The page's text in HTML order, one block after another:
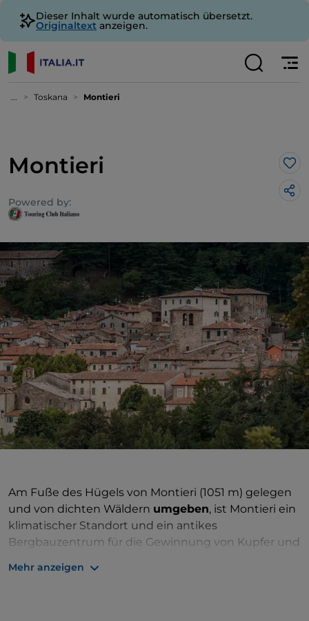
Dieser Inhalt wurde automatisch übersetzt.
Originaltext anzeigen.
... Toskana Montieri
Montieri
Powered by:
Am Fuße des Hügels von Montieri (1051 m) gelegen
und von dichten Wäldern umgeben, ist Montieri ein
klimatischer Standort und ein antikes
Bergbauzentrum für die Gewinnung von Kupfer und
eröffnet ein
Mehr anzeigen